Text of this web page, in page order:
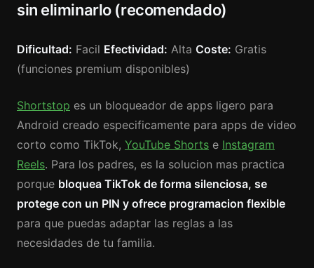
sin eliminarlo (recomendado)
Dificultad: Facil Efectividad: Alta Coste: Gratis
(funciones premium disponibles)
Shortstop es un bloqueador de apps ligero para
Android creado especificamente para apps de video
corto como TikTok, YouTube Shorts e Instagram
Reels. Para los padres, es la solucion mas practica
porque bloquea TikTok de forma silenciosa, se
protege con un PIN y ofrece programacion flexible
para que puedas adaptar las reglas a las
necesidades de tu familia.